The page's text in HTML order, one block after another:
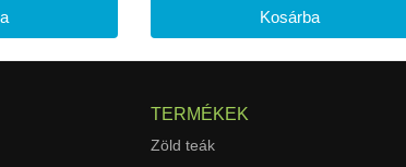
TERMÉKEK
Zöld teák